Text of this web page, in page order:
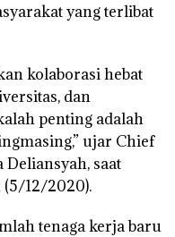
yang terlibat
kolaborasi hebat
dan
penting adalah
ujar Chief
saat
(5/12/2020).
tenaga kerja baru